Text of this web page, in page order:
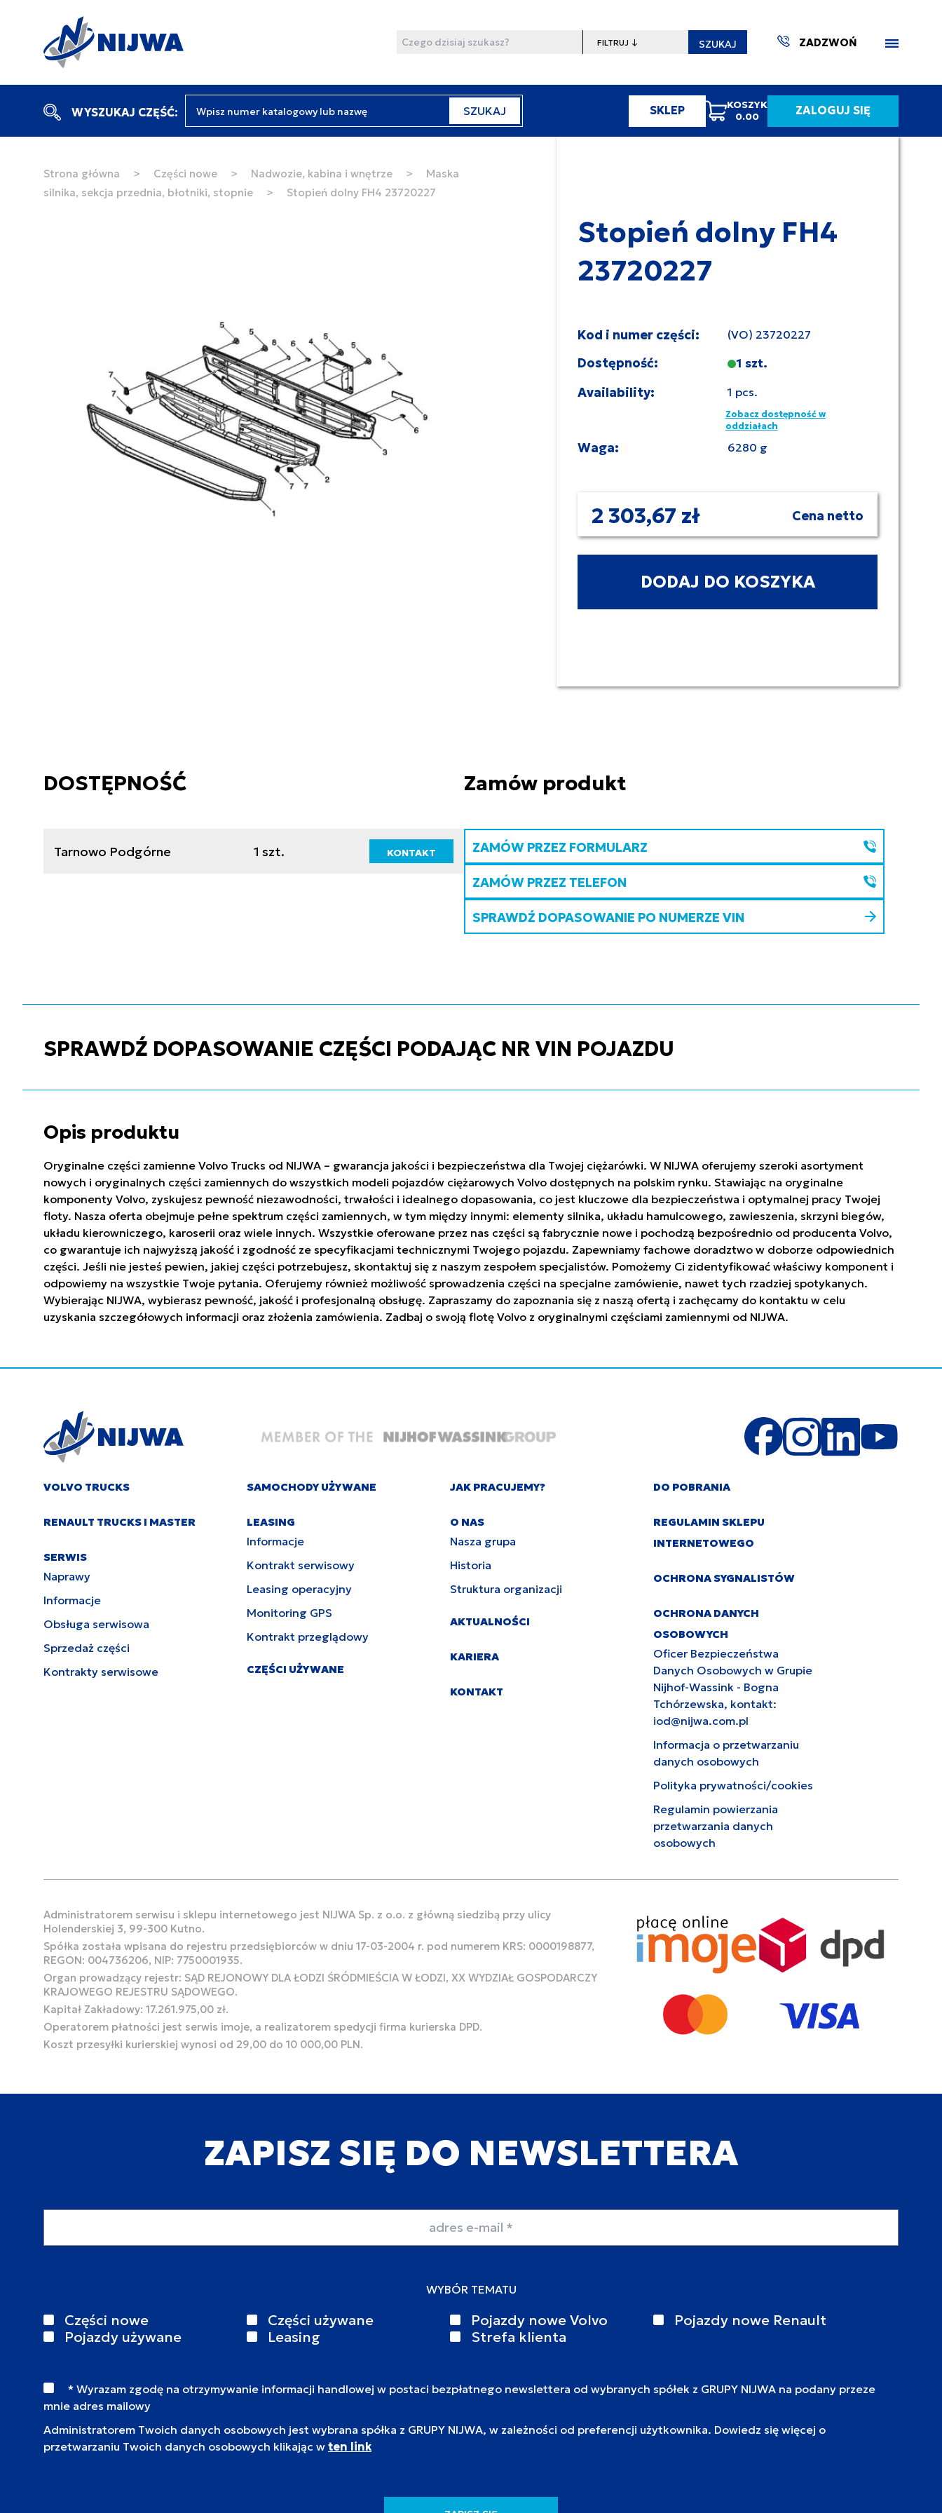
Wyszukaj
Filtruj SZUKAJ ZADZWOŃ
WYSZUKAJ CZĘŚĆ: SZUKAJ SKLEP
KOSZYK
0.00
ZALOGUJ SIĘ
Strona główna > Części nowe > Nadwozie, kabina i wnętrze >
Maska
silnika, sekcja przednia, błotniki, stopnie
> Stopień dolny FH4 23720227
Stopień dolny FH4
23720227
Kod i numer części: (VO) 23720227
Dostępność: 1 szt.
Availability: 1 pcs.
Zobacz dostępność w
oddziałach
Waga: 6280 g
2 303,67 zł Cena netto
DODAJ DO KOSZYKA
DOSTĘPNOŚĆ
Tarnowo Podgórne 1 szt. KONTAKT
Zamów produkt
ZAMÓW PRZEZ FORMULARZ
ZAMÓW PRZEZ TELEFON
SPRAWDŹ DOPASOWANIE PO NUMERZE VIN
SPRAWDŹ DOPASOWANIE CZĘŚCI PODAJĄC NR VIN POJAZDU
Opis produktu
Oryginalne części zamienne Volvo Trucks od NIJWA – gwarancja jakości i bezpieczeństwa dla Twojej ciężarówki. W NIJWA oferujemy szeroki asortyment
nowych i oryginalnych części zamiennych do wszystkich modeli pojazdów ciężarowych Volvo dostępnych na polskim rynku. Stawiając na oryginalne
komponenty Volvo, zyskujesz pewność niezawodności, trwałości i idealnego dopasowania, co jest kluczowe dla bezpieczeństwa i optymalnej pracy Twojej
floty. Nasza oferta obejmuje pełne spektrum części zamiennych, w tym między innymi: elementy silnika, układu hamulcowego, zawieszenia, skrzyni biegów,
układu kierowniczego, karoserii oraz wiele innych. Wszystkie oferowane przez nas części są fabrycznie nowe i pochodzą bezpośrednio od producenta Volvo,
co gwarantuje ich najwyższą jakość i zgodność ze specyfikacjami technicznymi Twojego pojazdu. Zapewniamy fachowe doradztwo w doborze odpowiednich
części. Jeśli nie jesteś pewien, jakiej części potrzebujesz, skontaktuj się z naszym zespołem specjalistów. Pomożemy Ci zidentyfikować właściwy komponent i
odpowiemy na wszystkie Twoje pytania. Oferujemy również możliwość sprowadzenia części na specjalne zamówienie, nawet tych rzadziej spotykanych.
Wybierając NIJWA, wybierasz pewność, jakość i profesjonalną obsługę. Zapraszamy do zapoznania się z naszą ofertą i zachęcamy do kontaktu w celu
uzyskania szczegółowych informacji oraz złożenia zamówienia. Zadbaj o swoją flotę Volvo z oryginalnymi częściami zamiennymi od NIJWA.
VOLVO TRUCKS
RENAULT TRUCKS I MASTER
SERWIS
Naprawy
Informacje
Obsługa serwisowa
Sprzedaż części
Kontrakty serwisowe
SAMOCHODY UŻYWANE
LEASING
Informacje
Kontrakt serwisowy
Leasing operacyjny
Monitoring GPS
Kontrakt przeglądowy
CZĘŚCI UŻYWANE
JAK PRACUJEMY?
O NAS
Nasza grupa
Historia
Struktura organizacji
AKTUALNOŚCI
KARIERA
KONTAKT
DO POBRANIA
REGULAMIN SKLEPU
INTERNETOWEGO
OCHRONA SYGNALISTÓW
OCHRONA DANYCH
OSOBOWYCH
Oficer Bezpieczeństwa
Danych Osobowych w Grupie
Nijhof-Wassink - Bogna
Tchórzewska, kontakt:
iod@nijwa.com.pl
Informacja o przetwarzaniu
danych osobowych
Polityka prywatności/cookies
Regulamin powierzania
przetwarzania danych
osobowych
Administratorem serwisu i sklepu internetowego jest NIJWA Sp. z o.o. z główną siedzibą przy ulicy
Holenderskiej 3, 99-300 Kutno.
Spółka została wpisana do rejestru przedsiębiorców w dniu 17-03-2004 r. pod numerem KRS: 0000198877,
REGON: 004736206, NIP: 7750001935.
Organ prowadzący rejestr: SĄD REJONOWY DLA ŁODZI ŚRÓDMIEŚCIA W ŁODZI, XX WYDZIAŁ GOSPODARCZY
KRAJOWEGO REJESTRU SĄDOWEGO.
Kapitał Zakładowy: 17.261.975,00 zł.
Operatorem płatności jest serwis imoje, a realizatorem spedycji firma kurierska DPD.
Koszt przesyłki kurierskiej wynosi od 29,00 do 10 000,00 PLN.
ZAPISZ SIĘ DO NEWSLETTERA
WYBÓR TEMATU
Części nowe Części używane Pojazdy nowe Volvo
Pojazdy nowe Renault
Pojazdy używane
Leasing Strefa klienta
* Wyrazam zgodę na otrzymywanie informacji handlowej w postaci bezpłatnego newslettera od wybranych spółek z GRUPY NIJWA na podany przeze
mnie adres mailowy
Administratorem Twoich danych osobowych jest wybrana spółka z GRUPY NIJWA, w zależności od preferencji użytkownika. Dowiedz się więcej o
przetwarzaniu Twoich danych osobowych klikając w ten link